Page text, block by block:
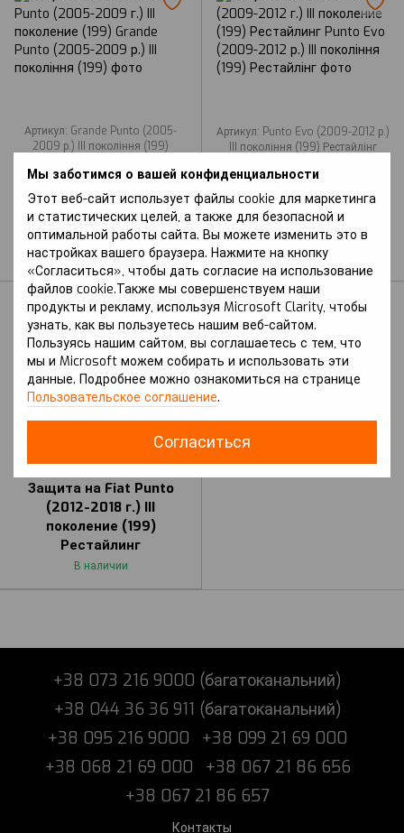
Мы заботимся о вашей конфиденциальности
Этот веб-сайт использует файлы cookie для маркетинга
и статистических целей, а также для безопасной и
оптимальной работы сайта. Вы можете изменить это в
настройках вашего браузера. Нажмите на кнопку
«Согласиться», чтобы дать согласие на использование
файлов cookie.Также мы совершенствуем наши
продукты и рекламу, используя Microsoft Clarity, чтобы
узнать, как вы пользуетесь нашим веб-сайтом.
Пользуясь нашим сайтом, вы соглашаетесь с тем, что
мы и Microsoft можем собирать и использовать эти
данные. Подробнее можно ознакомиться на странице
Пользовательское соглашение.
Согласиться
Артикул: Grande Punto (2005-
2009 р.) III покоління (199)
Защита на Fiat Grande
Punto (2005-2009 г.) III
поколение (199)
В наличии
Артикул: Punto Evo (2009-2012 р.)
III покоління (199) Рестайлінг
Защита на Fiat Punto Evo
(2009-2012 г.) III
поколение (199)
Рестайлинг
В наличии
Артикул: Punto (2012-2018 р.) III
Защита на Fiat Punto
(2012-2018 г.) III
поколение (199)
Рестайлинг
В наличии
+38 073 216 9000 (багатоканальний)
+38 044 36 36 911 (багатоканальний)
+38 095 216 9000
+38 099 21 69 000
+38 068 21 69 000
+38 067 21 86 656
+38 067 21 86 657
Контакты